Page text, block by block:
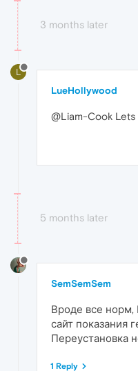
3 months later
L
LueHollywood
@Liam-Cook Lets
5 months later
SemSemSem
Вроде все
сайт показания
Переустановка
1 Reply